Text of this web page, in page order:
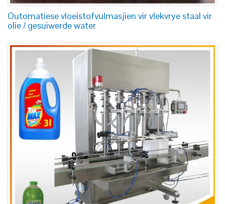
Outomatiese vloeistofvulmasjien vir vlekvrye staal vir
olie / gesuiwerde water